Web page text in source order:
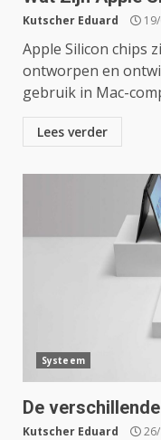
Kutscher Eduard
Apple Silicon chips
ontworpen en
gebruik in Mac-
Lees verder
Systeem
De
Kutscher Eduard